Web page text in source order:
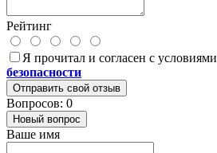
Рейтинг
Я прочитал и согласен с условиями
безопасности
Отправить свой отзыв
Вопросов: 0
Новый вопрос
Ваше имя